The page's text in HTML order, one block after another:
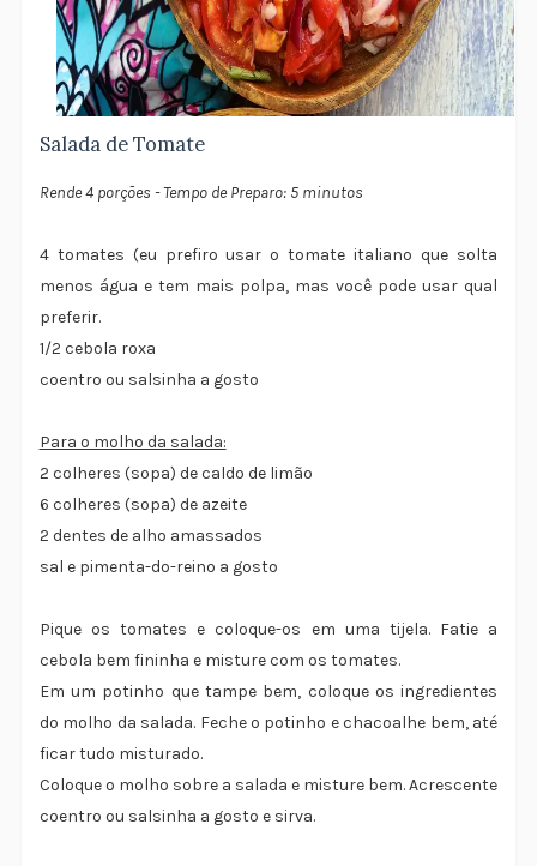
Salada de Tomate
Rende 4 porções - Tempo de Preparo: 5 minutos
4 tomates (eu prefiro usar o tomate italiano que solta
menos água e tem mais polpa, mas você pode usar qual
preferir.
1/2 cebola roxa
coentro ou salsinha a gosto
Para o molho da salada:
2 colheres (sopa) de caldo de limão
6 colheres (sopa) de azeite
2 dentes de alho amassados
sal e pimenta-do-reino a gosto
Pique os tomates e coloque-os em uma tijela. Fatie a
cebola bem fininha e misture com os tomates.
Em um potinho que tampe bem, coloque os ingredientes
do molho da salada. Feche o potinho e chacoalhe bem, até
ficar tudo misturado.
Coloque o molho sobre a salada e misture bem. Acrescente
coentro ou salsinha a gosto e sirva.